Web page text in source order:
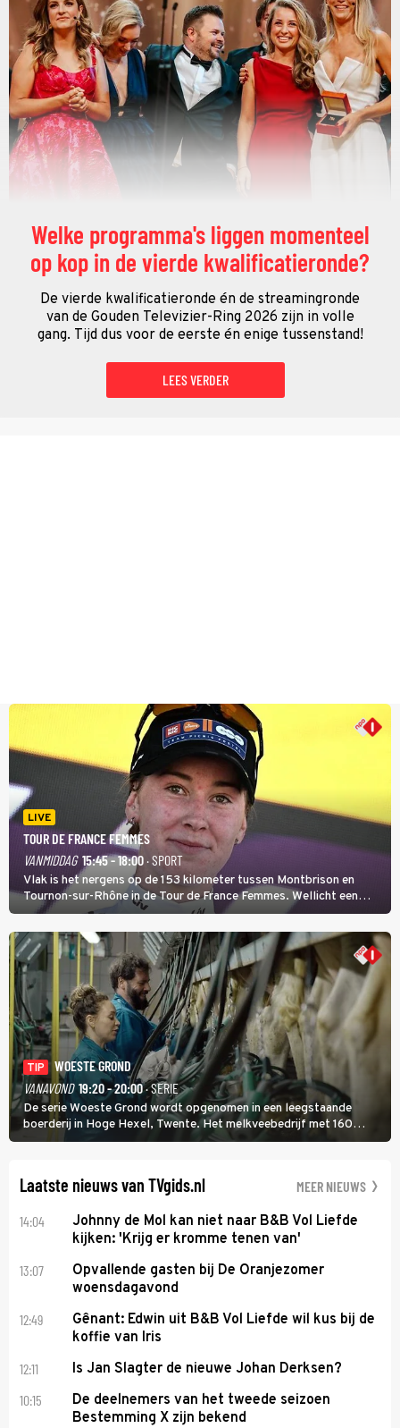
Welke programma's liggen momenteel
op kop in de vierde kwalificatieronde?
De vierde kwalificatieronde én de streamingronde
van de Gouden Televizier-Ring 2026 zijn in volle
gang. Tijd dus voor de eerste én enige tussenstand!
LEES VERDER
LIVE
TOUR DE FRANCE FEMMES
VANMIDDAG 15:45 - 18:00· SPORT
Vlak is het nergens op de 153 kilometer tussen Montbrison en
Tournon-sur-Rhône in de Tour de France Femmes. Wellicht een
kans voor Nienke Vinke, die vorig jaar de witte trui won.
TIP
WOESTE GROND
VANAVOND 19:20 - 20:00· SERIE
De serie Woeste Grond wordt opgenomen in een leegstaande
boerderij in Hoge Hexel, Twente. Het melkveebedrijf met 160
koeien moest sluiten, omdat het dicht bij een Natura 2000-gebied
Laatste nieuws van TVgids.nl MEER NIEUWS
14:04
Johnny de Mol kan niet naar B&B Vol Liefde
kijken: 'Krijg er kromme tenen van'
13:07
Opvallende gasten bij De Oranjezomer
woensdagavond
12:49
Gênant: Edwin uit B&B Vol Liefde wil kus bij de
koffie van Iris
12:11 Is Jan Slagter de nieuwe Johan Derksen?
10:15
De deelnemers van het tweede seizoen
Bestemming X zijn bekend